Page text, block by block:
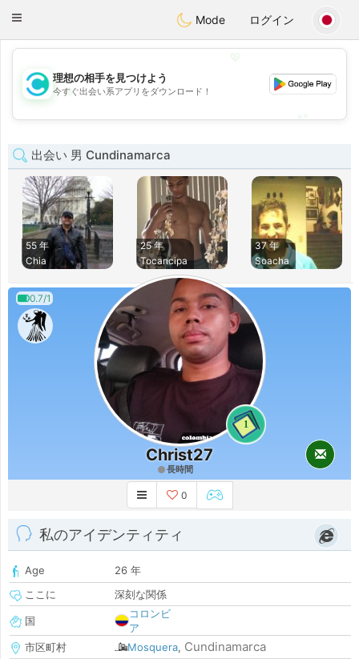
olombiaCitas
Toggle
Mode ログイン
💖
💕
理想の相手を見つけよう
今すぐ出会い系アプリをダウンロード！
出会い 男 Cundinamarca
55 年
Chia
25 年
Tocancipa
37 年
Soacha
0.7/1
1
Christ27
長時間
0
私のアイデンティティ
Age
26 年
ここに
深刻な関係
国
コロンビ
ア
市区町村
Mosquera, Cundinamarca